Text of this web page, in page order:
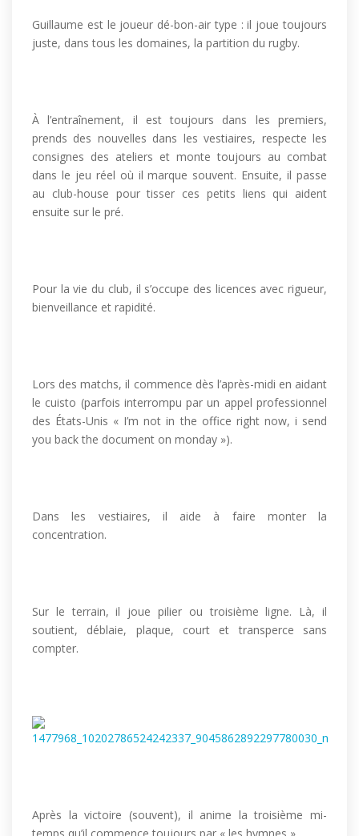
Guillaume est le joueur dé-bon-air type : il joue toujours
juste, dans tous les domaines, la partition du rugby.
À l’entraînement, il est toujours dans les premiers,
prends des nouvelles dans les vestiaires, respecte les
consignes des ateliers et monte toujours au combat
dans le jeu réel où il marque souvent. Ensuite, il passe
au club-house pour tisser ces petits liens qui aident
ensuite sur le pré.
Pour la vie du club, il s’occupe des licences avec rigueur,
bienveillance et rapidité.
Lors des matchs, il commence dès l’après-midi en aidant
le cuisto (parfois interrompu par un appel professionnel
des États-Unis « I’m not in the office right now, i send
you back the document on monday »).
Dans les vestiaires, il aide à faire monter la
concentration.
Sur le terrain, il joue pilier ou troisième ligne. Là, il
soutient, déblaie, plaque, court et transperce sans
compter.
Après la victoire (souvent), il anime la troisième mi-